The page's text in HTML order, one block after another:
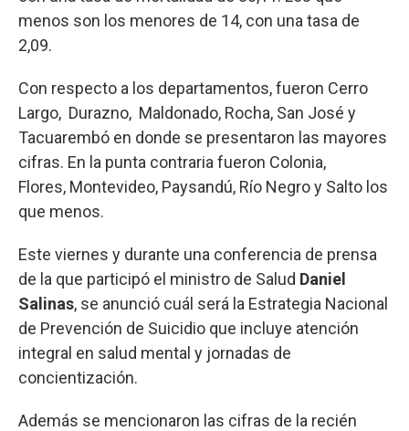
menos son los menores de 14, con una tasa de
2,09.
Con respecto a los departamentos, fueron Cerro
Largo, Durazno, Maldonado, Rocha, San José y
Tacuarembó en donde se presentaron las mayores
cifras. En la punta contraria fueron Colonia,
Flores, Montevideo, Paysandú, Río Negro y Salto los
que menos.
Este viernes y durante una conferencia de prensa
de la que participó el ministro de Salud Daniel
Salinas, se anunció cuál será la Estrategia Nacional
de Prevención de Suicidio que incluye atención
integral en salud mental y jornadas de
concientización.
Además se mencionaron las cifras de la recién